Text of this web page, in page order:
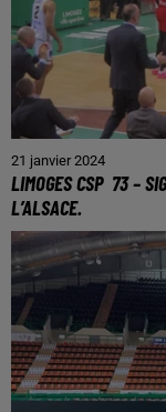
21 janvier 2024
LIMOGES CSP 73 –
L’ALSACE.